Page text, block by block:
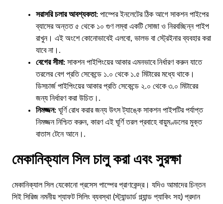
সরাসরি চলার আবশ্যকতা: পাম্পের ইনলেটের ঠিক আগে সাকশন পাইপের
ব্যাসের অন্তত ৫ থেকে ১০ গুণ লম্বা একটি সোজা ও নিরবচ্ছিন্ন পাইপ
রাখুন। এই অংশে কোনোভাবেই এলবো, ভালভ বা স্ট্রেইনার ব্যবহার করা
যাবে না।.
বেগের সীমা: সাকশন পাইপিংয়ের আকার এমনভাবে নির্ধারণ করুন যাতে
তরলের বেগ প্রতি সেকেন্ডে ১.০ থেকে ১.৫ মিটারের মধ্যে থাকে।
ডিসচার্জ পাইপিংয়ের আকার প্রতি সেকেন্ডে ২.০ থেকে ৩.০ মিটারের
জন্য নির্ধারণ করা উচিত।.
নিমজ্জন: ঘূর্ণি রোধ করার জন্য উৎস ট্যাঙ্কে সাকশন পাইপটির পর্যাপ্ত
নিমজ্জন নিশ্চিত করুন, কারণ এই ঘূর্ণি তরল প্রবাহে বায়ুমণ্ডলের মুক্ত
বাতাস টেনে আনে।.
মেকানিক্যাল সিল চালু করা এবং সুরক্ষা
মেকানিক্যাল সিল যেকোনো প্রসেস পাম্পের প্রাণকেন্দ্র। যদিও আমাদের চিন্তন
সিই সিরিজ নমনীয় শ্যাফট সিলিং ব্যবস্থা (স্ট্যান্ডার্ড গ্ল্যান্ড প্যাকিং সহ) প্রদান